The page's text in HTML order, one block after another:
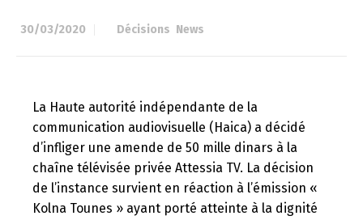
30/03/2020 Décisions News
La Haute autorité indépendante de la
communication audiovisuelle (Haica) a décidé
d’infliger une amende de 50 mille dinars à la
chaîne télévisée privée Attessia TV. La décision
de l’instance survient en réaction à l’émission «
Kolna Tounes » ayant porté atteinte à la dignité